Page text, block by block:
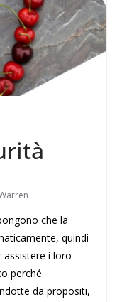
che la
quindi
assistere i loro
perché
da propositi,